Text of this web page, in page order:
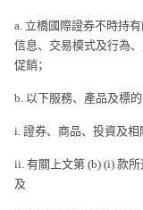
a. 立橋國際證券不時持
信息、交易模式及行為
促銷；
b. 以下服務、產品及標的
i. 證券、商品、投資及相
ii. 有關上文第 (b) (i) 款
及